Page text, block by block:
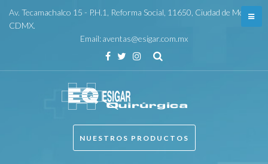
SkipAv. Tecamachalco 15 - P.H.1, Reforma Social, 11650, Ciudad de México,
CDMX.
Email:aventas@esigar.com.mx
Facebook
TwitterInstagram
NUESTROS PRODUCTOS